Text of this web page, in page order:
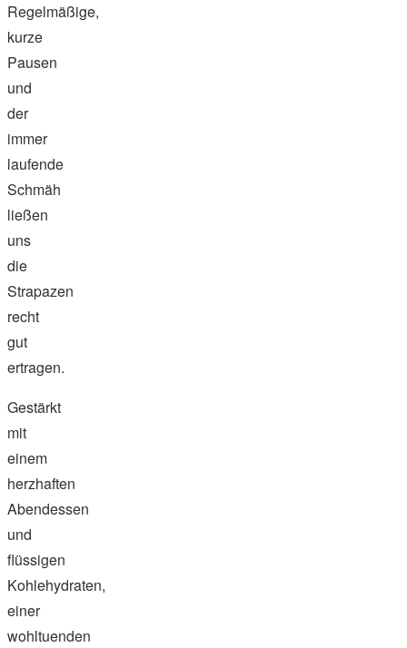
Regelmäßige,
kurze
Pausen
und
der
immer
laufende
Schmäh
ließen
uns
die
Strapazen
recht
gut
ertragen.
Gestärkt
mit
einem
herzhaften
Abendessen
und
flüssigen
Kohlehydraten,
einer
wohltuenden